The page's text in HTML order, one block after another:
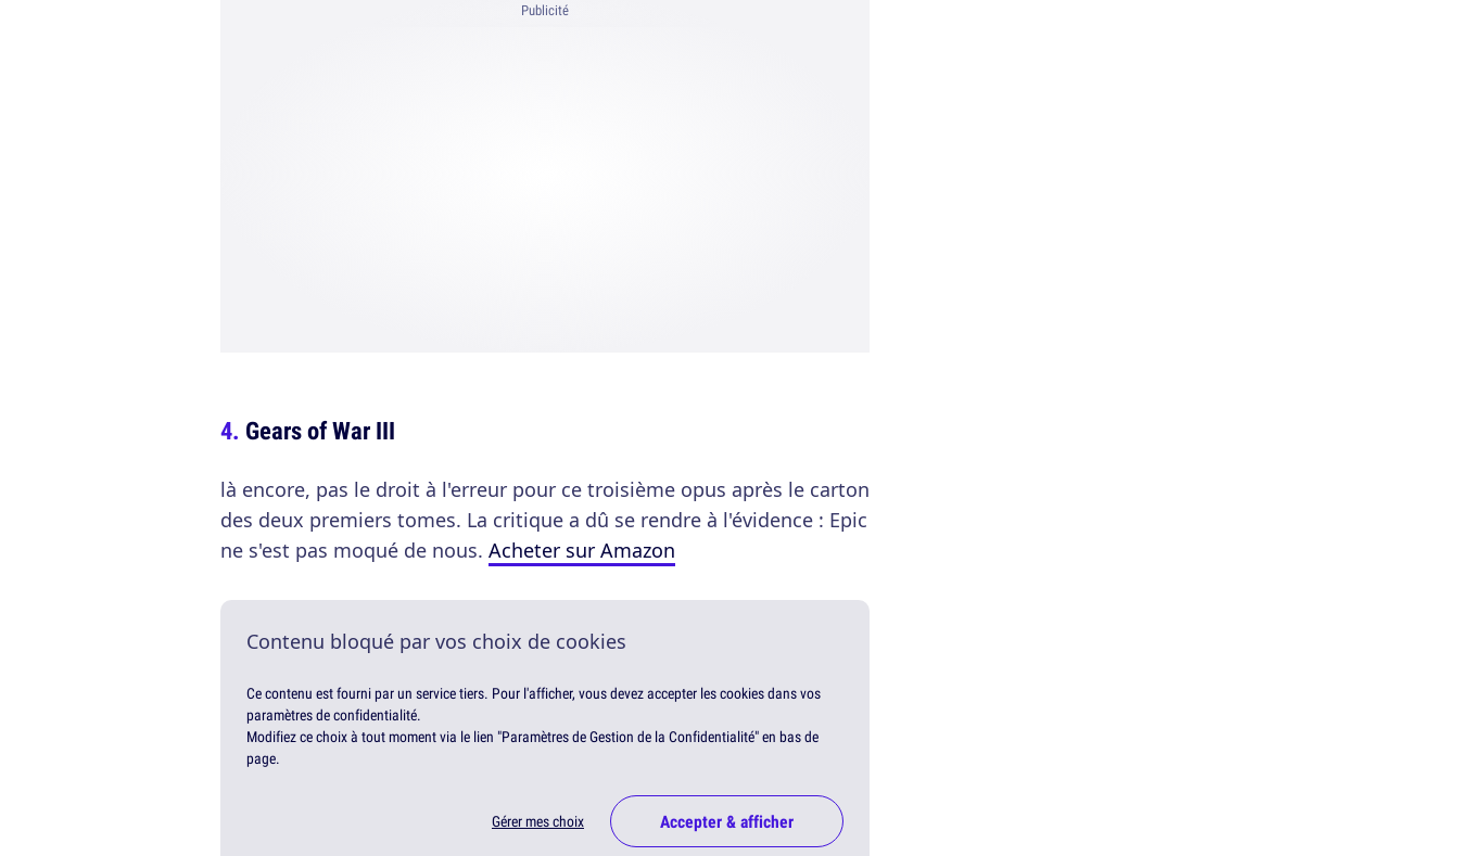
Publicité
Gears of War III
là encore, pas le droit à l'erreur pour ce troisième opus après le carton
des deux premiers tomes. La critique a dû se rendre à l'évidence : Epic
ne s'est pas moqué de nous. Acheter sur Amazon
Contenu bloqué par vos choix de cookies
Ce contenu est fourni par un service tiers. Pour l'afficher, vous devez accepter les cookies dans vos
paramètres de confidentialité.
Modifiez ce choix à tout moment via le lien "Paramètres de Gestion de la Confidentialité" en bas de
page.
Gérer mes choix Accepter & afficher